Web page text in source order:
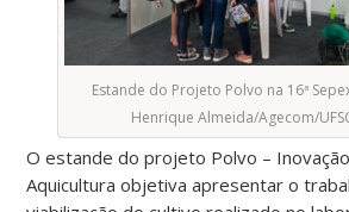
Estande do Projeto Polvo na 16ª
Henrique Almeida/Agecom/
O estande do projeto Polvo –
Aquicultura objetiva apresentar o